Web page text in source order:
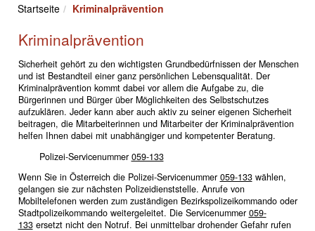
Startseite Kriminalprävention
Kriminalprävention
Sicherheit gehört zu den wichtigsten Grundbedürfnissen der Menschen
und ist Bestandteil einer ganz persönlichen Lebensqualität. Der
Kriminalprävention kommt dabei vor allem die Aufgabe zu, die
Bürgerinnen und Bürger über Möglichkeiten des Selbstschutzes
aufzuklären. Jeder kann aber auch aktiv zu seiner eigenen Sicherheit
beitragen, die Mitarbeiterinnen und Mitarbeiter der Kriminalprävention
helfen Ihnen dabei mit unabhängiger und kompetenter Beratung.
Polizei-Servicenummer 059-133
Wenn Sie in Österreich die Polizei-Servicenummer 059-133wählen,
gelangen sie zur nächsten Polizeidienststelle. Anrufe von
Mobiltelefonen werden zum zuständigen Bezirkspolizeikommando oder
Stadtpolizeikommando weitergeleitet. Die Servicenummer 059-
133ersetzt nicht den Notruf. Bei unmittelbar drohender Gefahr rufen